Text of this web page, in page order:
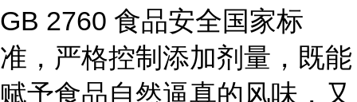
GB 2760 食品安全国家标
准，严格控制添加剂量，既能
赋予食品自然逼真的风味，又